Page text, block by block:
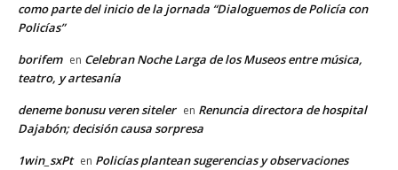
como parte del inicio de la jornada “Dialoguemos de Policía con
Policías”
borifem en Celebran Noche Larga de los Museos entre música,
teatro, y artesanía
deneme bonusu veren siteler en Renuncia directora de hospital
Dajabón; decisión causa sorpresa
1win_sxPt en Policías plantean sugerencias y observaciones